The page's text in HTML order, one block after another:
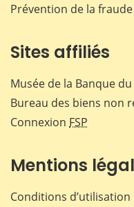
Prévention de la fraude
Sites affiliés
Musée de la Banque
Bureau des biens non
Connexion FSP
Mentions
Conditions d’utilisation